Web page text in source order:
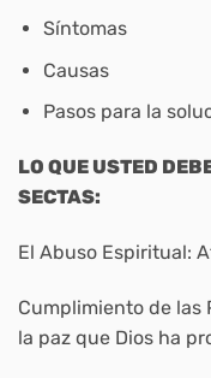
Síntomas
Causas
Pasos para la
LO QUE USTED
SECTAS:
El Abuso Espiritual:
Cumplimiento de las
la paz que Dios ha